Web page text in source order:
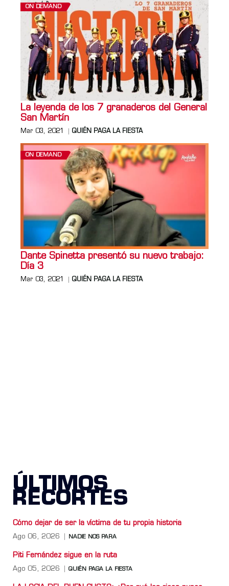
ON DEMAND
La leyenda de los 7 granaderos del General
San Martín
Mar 03, 2021 QUIÉN PAGA LA FIESTA
ON DEMAND
Dante Spinetta presentó su nuevo trabajo:
Día 3
Mar 03, 2021 QUIÉN PAGA LA FIESTA
ÚLTIMOS
RECORTES
Cómo dejar de ser la víctima de tu propia historia
Ago 06, 2026 NADIE NOS PARA
Piti Fernández sigue en la ruta
Ago 05, 2026 QUIÉN PAGA LA FIESTA